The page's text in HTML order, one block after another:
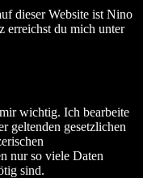
dieser Website ist Nino
erreichst du mich unter
wichtig. Ich bearbeite
geltenden gesetzlichen
nur so viele Daten
sind.